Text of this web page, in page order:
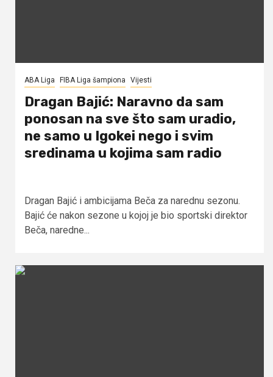
ABA Liga FIBA Liga šampiona Vijesti
Dragan Bajić: Naravno da sam
ponosan na sve što sam uradio,
ne samo u Igokei nego i svim
sredinama u kojima sam radio
Dragan Bajić i ambicijama Beča za narednu sezonu.
Bajić će nakon sezone u kojoj je bio sportski direktor
Beča, naredne...